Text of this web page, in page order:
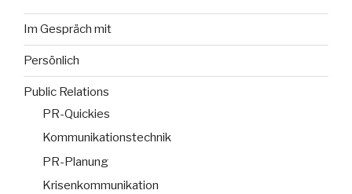
Im Gespräch mit
Persönlich
Public Relations
PR-Quickies
Kommunikationstechnik
PR-Planung
Krisenkommunikation